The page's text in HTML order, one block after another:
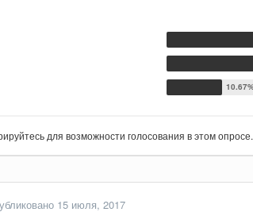
для возможности голосования в этом опросе.
15 июля, 2017